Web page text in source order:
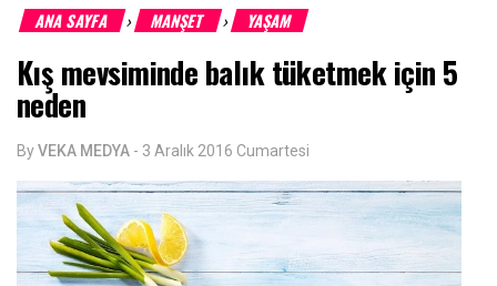
ANA SAYFA › MANŞET › YAŞAM
Kış mevsiminde balık tüketmek için 5
neden
ByVEKA MEDYA - 3 Aralık 2016 Cumartesi